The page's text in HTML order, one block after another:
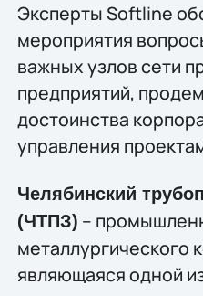
Эксперты Softline
мероприятия
важных узлов сети
предприятий,
достоинства
управления
Челябинский
(ЧТПЗ) –
металлургического
являющаяся одной